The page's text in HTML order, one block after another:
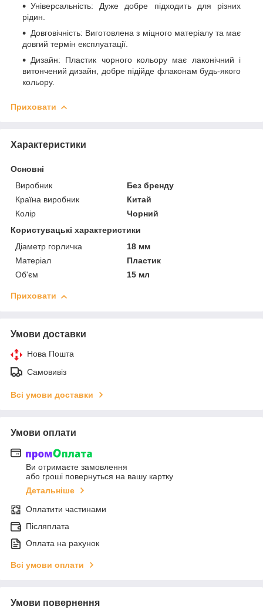
Універсальність: Дуже добре підходить для різних
рідин.
Довговічність: Виготовлена з міцного матеріалу та має
довгий термін експлуатації.
Дизайн: Пластик чорного кольору має лаконічний і
витончений дизайн, добре підійде флаконам будь-якого
кольору.
Приховати
Характеристики
Основні
Виробник
Без бренду
Країна виробник
Китай
Колір
Чорний
Користувацькі характеристики
Діаметр горличка
18 мм
Матеріал
Пластик
Об'єм
15 мл
Приховати
Умови доставки
Нова Пошта
Самовивіз
Всі умови доставки
Умови оплати
Ви отримаєте замовлення
або гроші повернуться на вашу картку
Детальніше
Оплатити частинами
Післяплата
Оплата на рахунок
Всі умови оплати
Умови повернення